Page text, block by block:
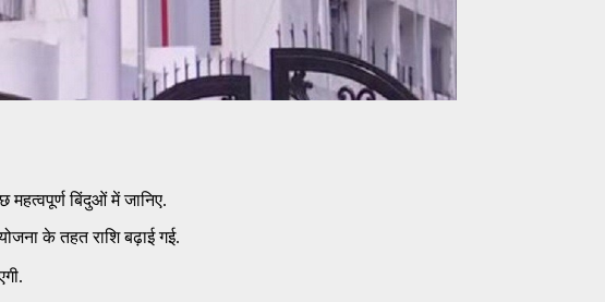
बिंदुओं में जानिए.
के तहत राशि बढ़ाई गई.